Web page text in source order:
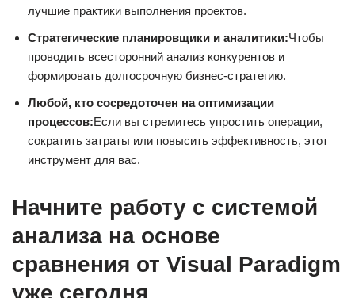
лучшие практики выполнения проектов.
Стратегические планировщики и аналитики:Чтобы
проводить всесторонний анализ конкурентов и
формировать долгосрочную бизнес-стратегию.
Любой, кто сосредоточен на оптимизации
процессов:Если вы стремитесь упростить операции,
сократить затраты или повысить эффективность, этот
инструмент для вас.
Начните работу с системой
анализа на основе
сравнения от Visual Paradigm